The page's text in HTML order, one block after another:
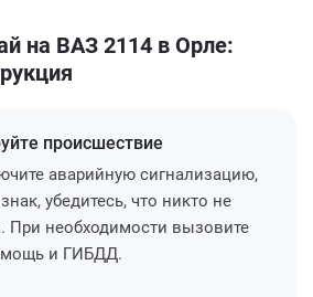
на ВАЗ 2114 в Орле:
происшествие
аварийную сигнализацию,
убедитесь, что никто не
При необходимости вызовите
и ГИБДД.